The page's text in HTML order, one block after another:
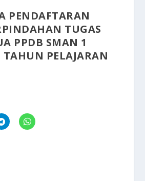
PENDAFTARAN
TUGAS
PPDB SMAN 1
TAHUN PELAJARAN